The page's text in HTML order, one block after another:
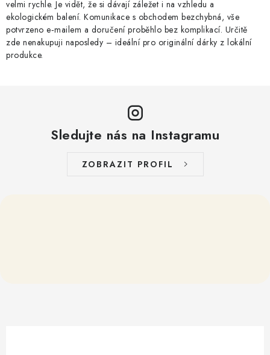
velmi rychle. Je vidět, že si dávají záležet i na vzhledu a
ekologickém balení. Komunikace s obchodem bezchybná, vše
potvrzeno e‑mailem a doručení proběhlo bez komplikací. Určitě
zde nenakupuji naposledy – ideální pro originální dárky z lokální
produkce.
Sledujte nás na Instagramu
ZOBRAZIT PROFIL